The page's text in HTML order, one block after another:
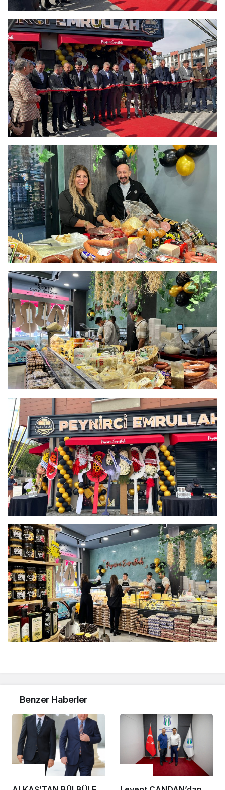
Benzer Haberler